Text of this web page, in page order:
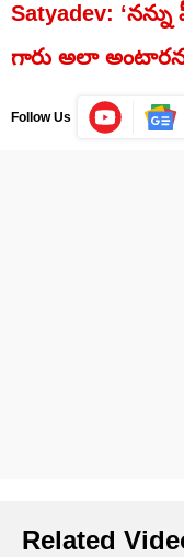
Satyadev:
గారు అలా
Follow Us
Related